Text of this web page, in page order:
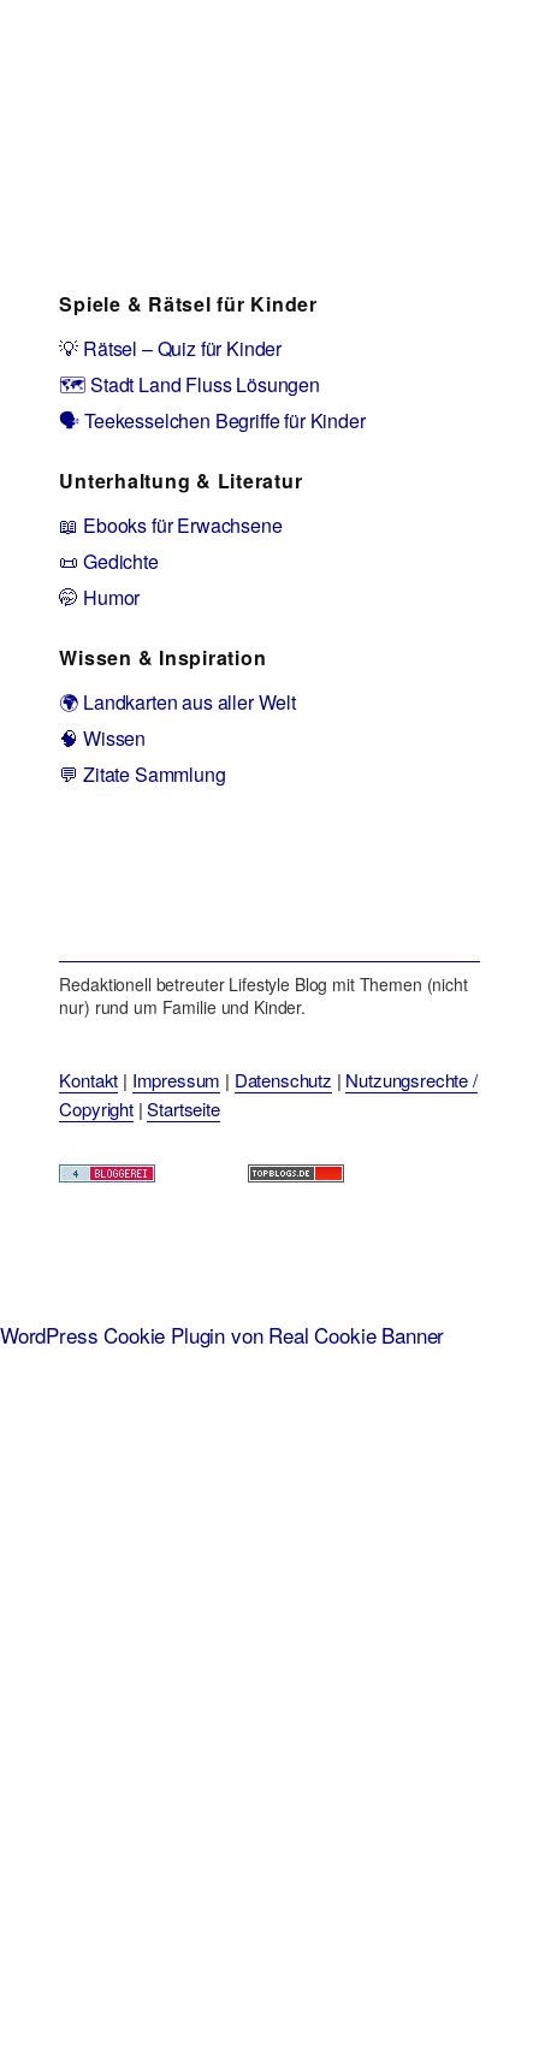
Spiele & Rätsel für Kinder
💡 Rätsel – Quiz für Kinder
🗺️ Stadt Land Fluss Lösungen
🗣️ Teekesselchen Begriffe für Kinder
Unterhaltung & Literatur
📖 Ebooks für Erwachsene
📜 Gedichte
🤭 Humor
Wissen & Inspiration
🌍 Landkarten aus aller Welt
🧠 Wissen
💬 Zitate Sammlung
Redaktionell betreuter Lifestyle Blog mit Themen (nicht
nur) rund um Familie und Kinder.
Kontakt | Impressum | Datenschutz | Nutzungsrechte /
Copyright|Startseite
WordPress Cookie Plugin von Real Cookie Banner